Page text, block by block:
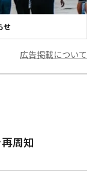
せ
広告掲載について
周知